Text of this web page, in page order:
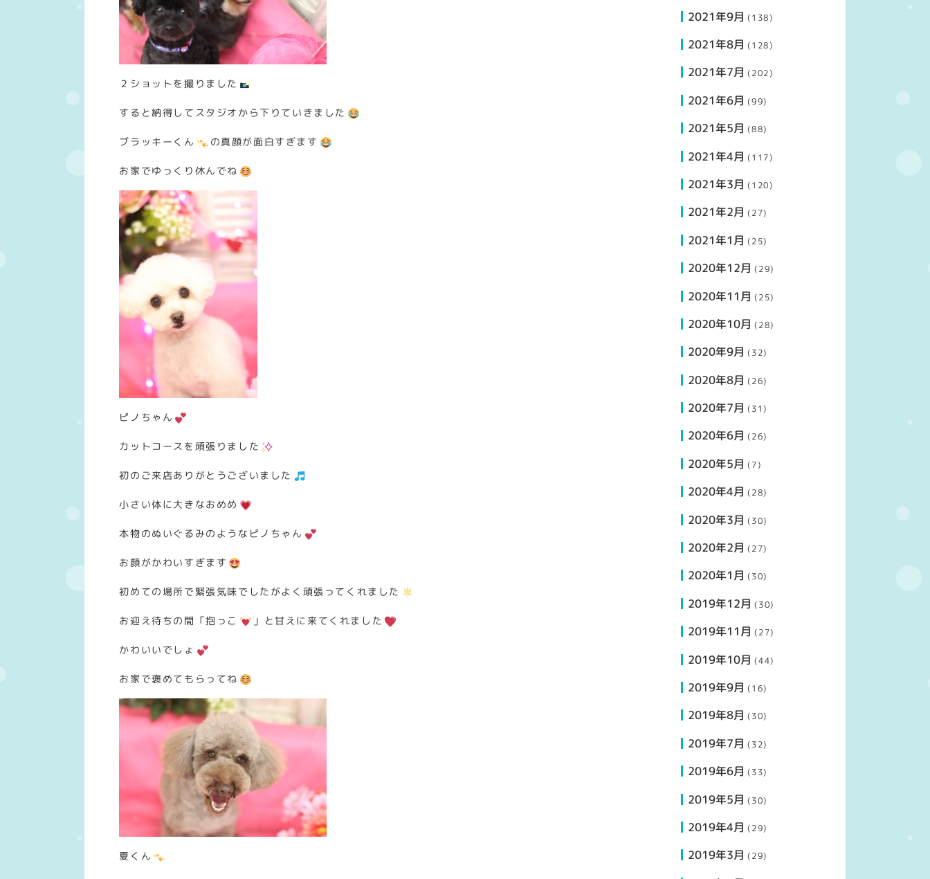
２ショットを撮りました
すると納得してスタジオから下りていきました
ブラッキーくん の真顔が面白すぎます
お家でゆっくり休んでね
ピノちゃん
カットコースを頑張りました
初のご来店ありがとうございました
小さい体に大きなおめめ
本物のぬいぐるみのようなピノちゃん
お顔がかわいすぎます
初めての場所で緊張気味でしたがよく頑張ってくれました
お迎え待ちの間「抱っこ 」と甘えに来てくれました
かわいいでしょ
お家で褒めてもらってね
夏くん
2021年9月 (138)
2021年8月 (128)
2021年7月 (202)
2021年6月 (99)
2021年5月 (88)
2021年4月 (117)
2021年3月 (120)
2021年2月 (27)
2021年1月 (25)
2020年12月 (29)
2020年11月 (25)
2020年10月 (28)
2020年9月 (32)
2020年8月 (26)
2020年7月 (31)
2020年6月 (26)
2020年5月 (7)
2020年4月 (28)
2020年3月 (30)
2020年2月 (27)
2020年1月 (30)
2019年12月 (30)
2019年11月 (27)
2019年10月 (44)
2019年9月 (16)
2019年8月 (30)
2019年7月 (32)
2019年6月 (33)
2019年5月 (30)
2019年4月 (29)
2019年3月 (29)